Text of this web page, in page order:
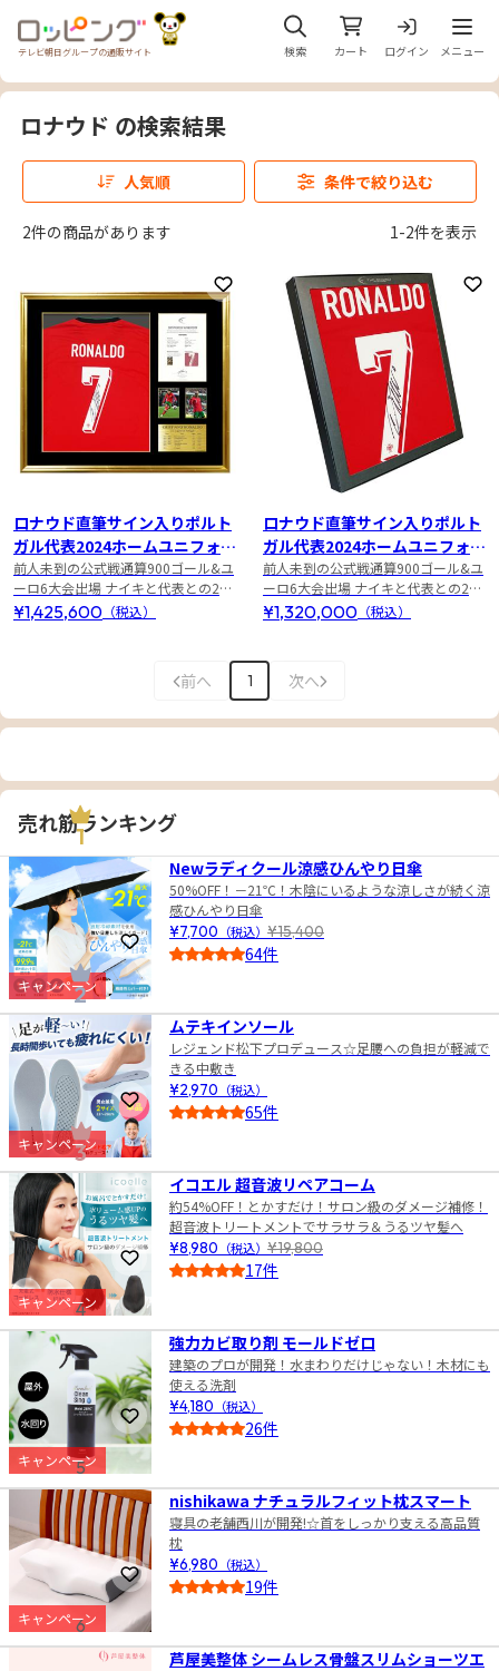
テレビ朝日グループの通販サイト 検索 カート ログイン
メニ
メニュー
ロナウド の検索結果
人気順 条件で絞り込む
2件の商品があります 1-2件を表示
お気に入りに登録
ロナウド直筆サイン入りポルト
ガル代表2024ホームユニフォー
ム 特製フレーム
前人未到の公式戦通算900ゴール&ユ
ーロ6大会出場 ナイキと代表との28
年の歴史に幕を下ろしたラストモデ
¥1,425,600 （税込）
お
ロナウド直筆サイン入りポルト
ガル代表2024ホームユニフォー
ム
前人未到の公式戦通算900ゴール&ユ
ーロ6大会出場 ナイキと代表との28
年の歴史に幕を下ろしたラストモデ
¥1,320,000 （税込）
前へ 1 次へ
売れ筋ランキング
お気に入りに登録
キャンペーン
1
Newラディクール涼感ひんやり日傘
50%OFF！－21℃！木陰にいるような涼しさが続く涼
感ひんやり日傘
¥7,700 （税込） ¥15,400
64件
お気に入りに登録
キャンペーン
2
ムテキインソール
レジェンド松下プロデュース☆足腰への負担が軽減で
きる中敷き
¥2,970 （税込）
65件
お気に入りに登録
キャンペーン
3
イコエル 超音波リペアコーム
約54%OFF！とかすだけ！サロン級のダメージ補修！
超音波トリートメントでサラサラ＆うるツヤ髪へ
¥8,980 （税込） ¥19,800
17件
お気に入りに登録
キャンペーン
4
強力カビ取り剤 モールドゼロ
建築のプロが開発！水まわりだけじゃない！木材にも
使える洗剤
¥4,180 （税込）
26件
お気に入りに登録
キャンペーン
5
nishikawa ナチュラルフィット枕スマート
寝具の老舗西川が開発!☆首をしっかり支える高品質
枕
¥6,980 （税込）
19件
6
芦屋美整体 シームレス骨盤スリムショーツエ